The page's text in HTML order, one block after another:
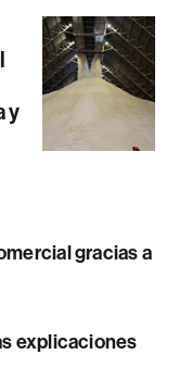
y
gracias a
explicaciones